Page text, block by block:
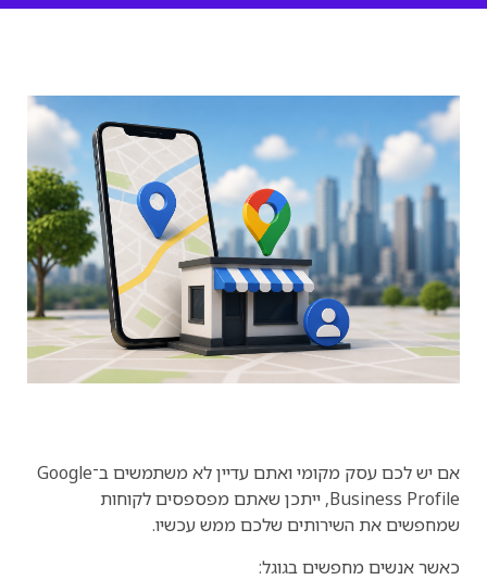
אם יש לכם עסק מקומי ואתם עדיין לא משתמשים ב־Google
Business Profile, ייתכן שאתם מפספסים לקוחות
שמחפשים את השירותים שלכם ממש עכשיו.
כאשר אנשים מחפשים בגוגל: